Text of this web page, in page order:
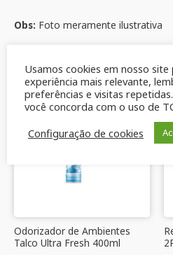
Obs: Foto meramente ilustrativa
Produtos relacionados
Odorizador de Ambientes
Talco Ultra Fresh 400ml
Usamos cookies em nosso
experiência mais relevante,
preferências e visitas
você concorda com o uso de
Configuração de cookies